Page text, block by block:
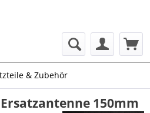
& Zubehör
150mm